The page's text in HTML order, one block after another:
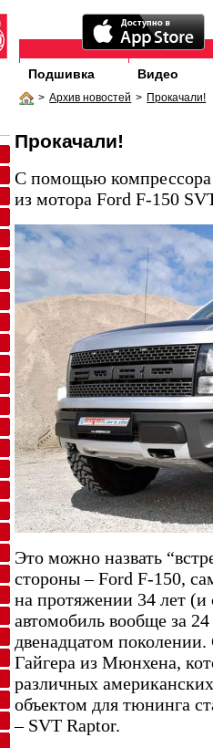
Подшивка Видео
> Архив новостей > Прокачали!
Прокачали!
С помощью компрессора
из мотора Ford F-150
Это можно назвать
стороны – Ford F-150,
на протяжении 34 лет
автомобиль вообще за
двенадцатом
Гайгера из Мюнхена,
различных
объектом для тюнинга
– SVT Raptor.